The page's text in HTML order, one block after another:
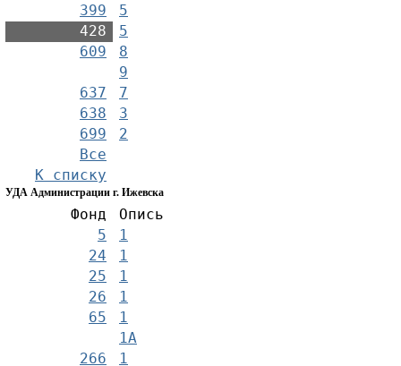
399
5
428
5
609
8
9
637
7
638
3
699
2
Все
К списку
УДА Администрации г. Ижевска
Фонд
Опись
5
1
24
1
25
1
26
1
65
1
1А
266
1